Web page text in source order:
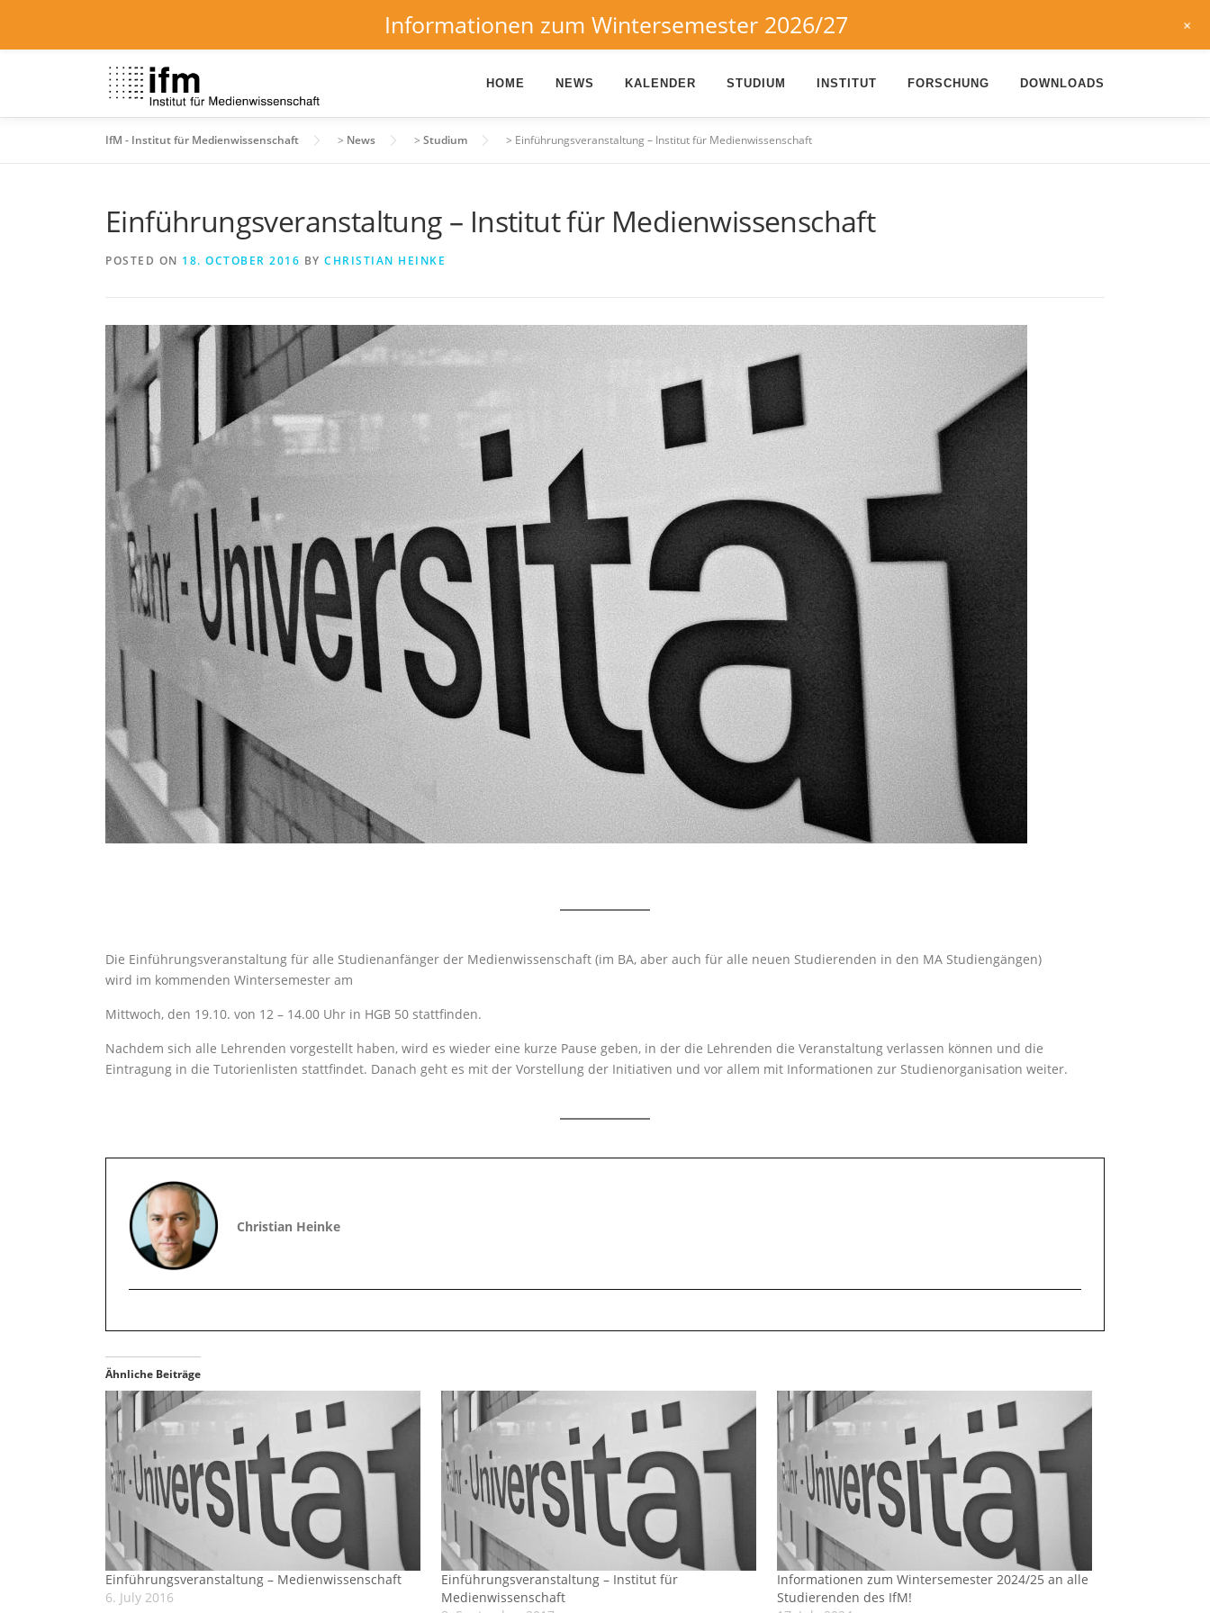
HOME NEWS KALENDER STUDIUM INSTITUT FORSCHUNG DOWNLOADS
IfM - Institut für Medienwissenschaft > News > Studium > Einführungsveranstaltung – Institut für Medienwissenschaft
Einführungsveranstaltung – Institut für Medienwissenschaft
POSTED ON 18. OCTOBER 2016 BY CHRISTIAN HEINKE
Die Einführungsveranstaltung für alle Studienanfänger der Medienwissenschaft (im BA, aber auch für alle neuen Studierenden in den MA Studiengängen)
wird im kommenden Wintersemester am
Mittwoch, den 19.10. von 12 – 14.00 Uhr in HGB 50 stattfinden.
Nachdem sich alle Lehrenden vorgestellt haben, wird es wieder eine kurze Pause geben, in der die Lehrenden die Veranstaltung verlassen können und die
Eintragung in die Tutorienlisten stattfindet. Danach geht es mit der Vorstellung der Initiativen und vor allem mit Informationen zur Studienorganisation weiter.
Christian Heinke
Ähnliche Beiträge
Einführungsveranstaltung – Medienwissenschaft
6. July 2016
Einführungsveranstaltung – Institut für
Medienwissenschaft
Informationen zum Wintersemester 2024/25 an alle
Studierenden des IfM!
Informationen zum Wintersemester 2026/27 +